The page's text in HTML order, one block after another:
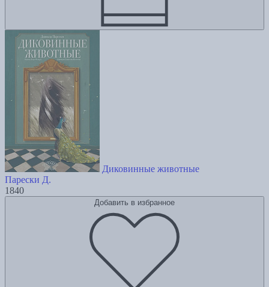
Диковинные животные
Парески Д.
1840
Добавить в избранное